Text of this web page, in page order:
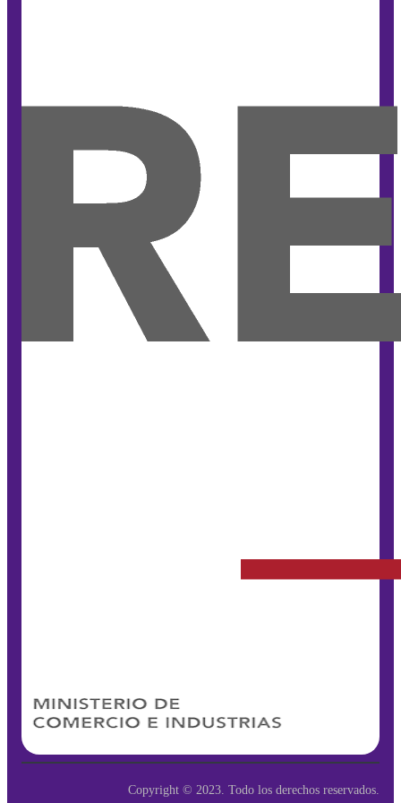
Copyright © 2023. Todo los derechos reservados.